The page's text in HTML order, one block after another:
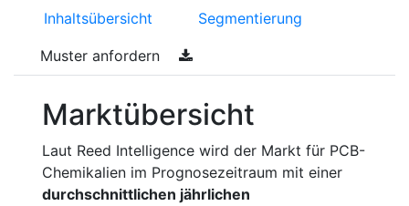
Inhaltsübersicht Segmentierung
Muster anfordern
Marktübersicht
Laut Reed Intelligence wird der Markt für PCB-
Chemikalien im Prognosezeitraum mit einer
durchschnittlichen jährlichen